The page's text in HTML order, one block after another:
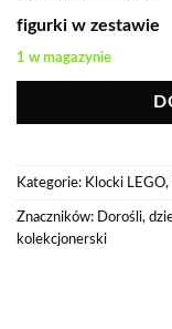
figurki w zestawie
1 w magazynie
Kategorie: Klocki LEGO,
Znaczników: Dorośli,
kolekcjonerski